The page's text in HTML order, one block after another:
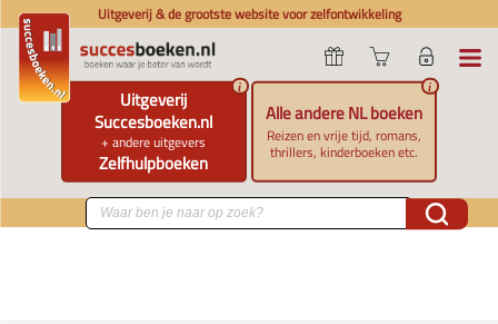
Uitgeverij & de grootste website voor zelfontwikkeling
Uitgeverij
Succesboeken.nl
+ andere uitgevers
Zelfhulpboeken
i
Alle andere NL boeken
Reizen en vrije tijd, romans,
thrillers, kinderboeken etc.
i